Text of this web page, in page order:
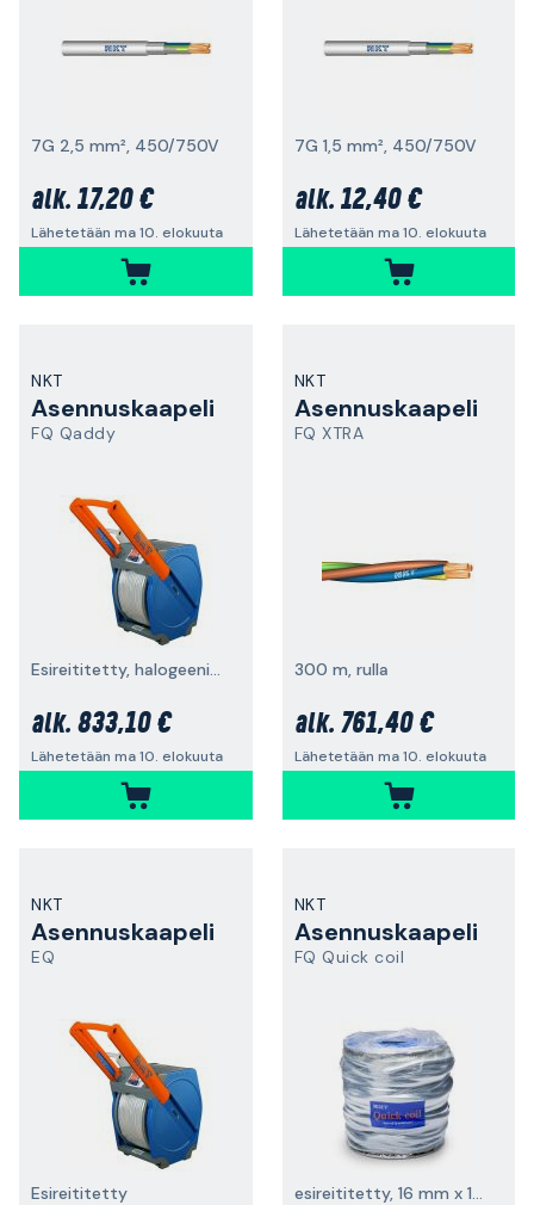
7G 2,5 mm², 450/750V
alk. 17,20 €
Lähetetään ma 10. elokuuta
7G 1,5 mm², 450/750V
alk. 12,40 €
Lähetetään ma 10. elokuuta
NKT
Asennuskaapeli
FQ Qaddy
Esireititetty, halogeeniton
alk. 833,10 €
Lähetetään ma 10. elokuuta
NKT
Asennuskaapeli
FQ XTRA
300 m, rulla
alk. 761,40 €
Lähetetään ma 10. elokuuta
NKT
Asennuskaapeli
EQ
Esireititetty
NKT
Asennuskaapeli
FQ Quick coil
esireititetty, 16 mm x 100 m